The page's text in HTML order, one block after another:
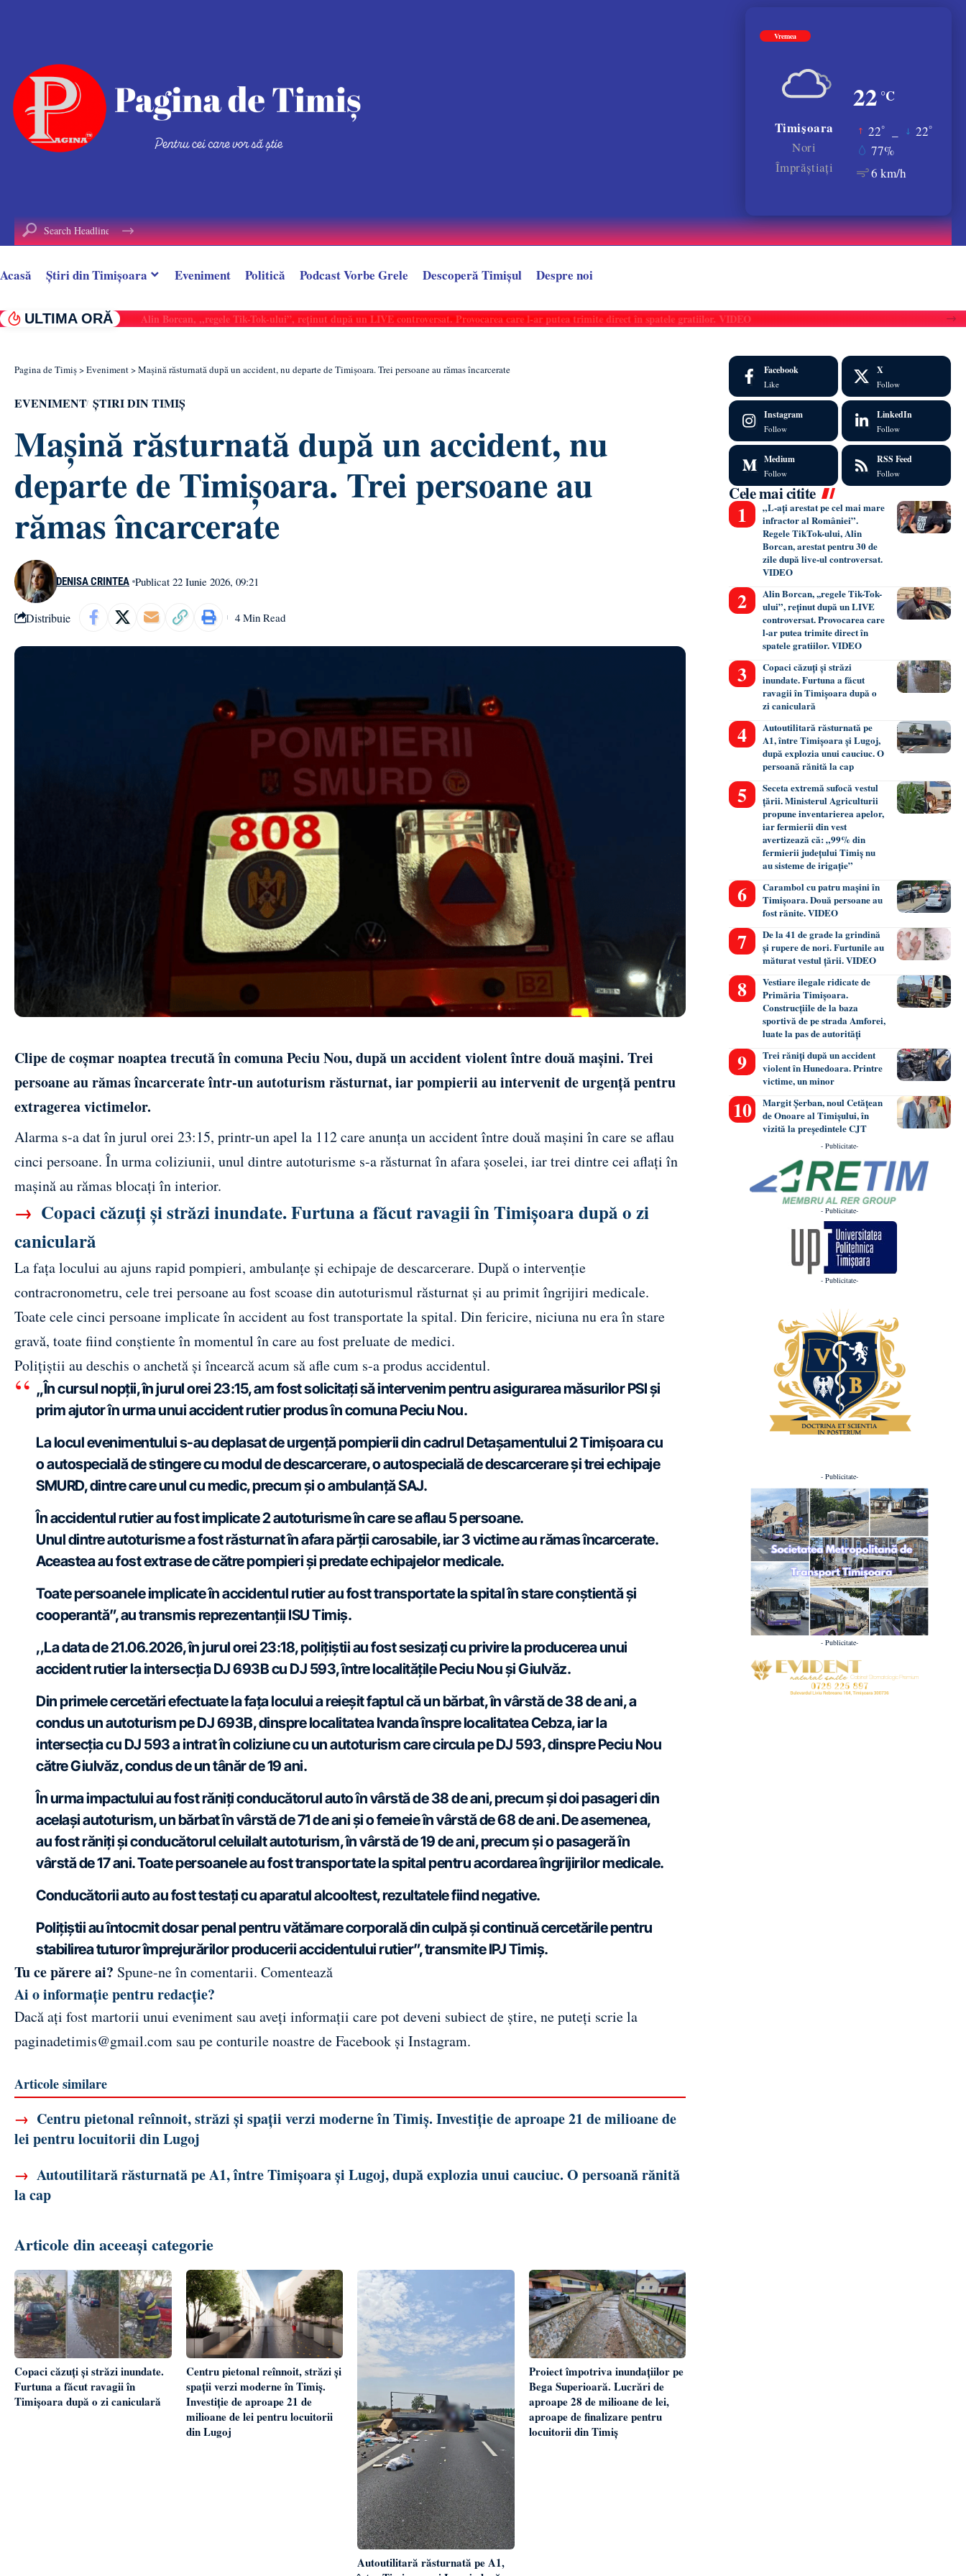
Vremea
22 °C
Timișoara
Nori
Împrăștiați
22° 22°
77%
6 km/h
Acasă Știri din Timișoara Eveniment Politică Podcast Vorbe Grele Descoperă Timișul Despre noi
ULTIMA ORĂ Alin Borcan, ,,regele Tik-Tok-ului”, reținut după un LIVE controversat. Provocarea care l-ar putea trimite direct în spatele gratiilor. VIDEO
Pagina de Timiș>Eveniment>Mașină răsturnată după un accident, nu departe de Timișoara. Trei persoane au rămas încarcerate
EVENIMENT ȘTIRI DIN TIMIȘ
Mașină răsturnată după un accident, nu
departe de Timișoara. Trei persoane au
rămas încarcerate
DENISA CRINTEA Publicat 22 Iunie 2026, 09:21
Distribuie 4 Min Read
Clipe de coșmar noaptea trecută în comuna Peciu Nou, după un accident violent între două mașini. Trei
persoane au rămas încarcerate într-un autoturism răsturnat, iar pompierii au intervenit de urgență pentru
extragerea victimelor.
Alarma s-a dat în jurul orei 23:15, printr-un apel la 112 care anunța un accident între două mașini în care se aflau
cinci persoane. În urma coliziunii, unul dintre autoturisme s-a răsturnat în afara șoselei, iar trei dintre cei aflați în
mașină au rămas blocați în interior.
→ Copaci căzuți și străzi inundate. Furtuna a făcut ravagii în Timișoara după o zi
caniculară
La fața locului au ajuns rapid pompieri, ambulanțe și echipaje de descarcerare. După o intervenție
contracronometru, cele trei persoane au fost scoase din autoturismul răsturnat și au primit îngrijiri medicale.
Toate cele cinci persoane implicate în accident au fost transportate la spital. Din fericire, niciuna nu era în stare
gravă, toate fiind conștiente în momentul în care au fost preluate de medici.
Polițiștii au deschis o anchetă și încearcă acum să afle cum s-a produs accidentul.
„În cursul nopții, în jurul orei 23:15, am fost solicitați să intervenim pentru asigurarea măsurilor PSI și
prim ajutor în urma unui accident rutier produs în comuna Peciu Nou.
La locul evenimentului s-au deplasat de urgență pompierii din cadrul Detașamentului 2 Timișoara cu
o autospecială de stingere cu modul de descarcerare, o autospecială de descarcerare și trei echipaje
SMURD, dintre care unul cu medic, precum și o ambulanță SAJ.
În accidentul rutier au fost implicate 2 autoturisme în care se aflau 5 persoane.
Unul dintre autoturisme a fost răsturnat în afara părții carosabile, iar 3 victime au rămas încarcerate.
Aceastea au fost extrase de către pompieri și predate echipajelor medicale.
Toate persoanele implicate în accidentul rutier au fost transportate la spital în stare conștientă și
cooperantă”, au transmis reprezentanții ISU Timiș.
,,La data de 21.06.2026, în jurul orei 23:18, polițiștii au fost sesizați cu privire la producerea unui
accident rutier la intersecția DJ 693B cu DJ 593, între localitățile Peciu Nou și Giulvăz.
Din primele cercetări efectuate la fața locului a reieșit faptul că un bărbat, în vârstă de 38 de ani, a
condus un autoturism pe DJ 693B, dinspre localitatea Ivanda înspre localitatea Cebza, iar la
intersecția cu DJ 593 a intrat în coliziune cu un autoturism care circula pe DJ 593, dinspre Peciu Nou
către Giulvăz, condus de un tânăr de 19 ani.
În urma impactului au fost răniți conducătorul auto în vârstă de 38 de ani, precum și doi pasageri din
același autoturism, un bărbat în vârstă de 71 de ani și o femeie în vârstă de 68 de ani. De asemenea,
au fost răniți și conducătorul celuilalt autoturism, în vârstă de 19 de ani, precum și o pasageră în
vârstă de 17 ani. Toate persoanele au fost transportate la spital pentru acordarea îngrijirilor medicale.
Conducătorii auto au fost testați cu aparatul alcooltest, rezultatele fiind negative.
Polițiștii au întocmit dosar penal pentru vătămare corporală din culpă și continuă cercetările pentru
stabilirea tuturor împrejurărilor producerii accidentului rutier”, transmite IPJ Timiș.
Tu ce părere ai? Spune-ne în comentarii. Comentează
Ai o informație pentru redacție?
Dacă ați fost martorii unui eveniment sau aveți informații care pot deveni subiect de știre, ne puteți scrie la
paginadetimis@gmail.com sau pe conturile noastre deFacebook și Instagram.
Articole similare
→ Centru pietonal reînnoit, străzi și spații verzi moderne în Timiș. Investiție de aproape 21 de milioane de
lei pentru locuitorii din Lugoj
→ Autoutilitară răsturnată pe A1, între Timișoara și Lugoj, după explozia unui cauciuc. O persoană rănită
la cap
Articole din aceeași categorie
Copaci căzuți și străzi inundate.
Furtuna a făcut ravagii în
Timișoara după o zi caniculară
Centru pietonal reînnoit, străzi și
spații verzi moderne în Timiș.
Investiție de aproape 21 de
milioane de lei pentru locuitorii
din Lugoj
Autoutilitară răsturnată pe A1,
Proiect împotriva inundațiilor pe
Bega Superioară. Lucrări de
aproape 28 de milioane de lei,
aproape de finalizare pentru
locuitorii din Timiș
Facebook
Like
X
Follow
Instagram
Follow
LinkedIn
Follow
Medium
Follow
RSS Feed
Follow
Cele mai citite
„L-ați arestat pe cel mai mare
infractor al României”.
Regele TikTok-ului, Alin
Borcan, arestat pentru 30 de
zile după live-ul controversat.
VIDEO
Alin Borcan, ,,regele Tik-Tok-
ului”, reținut după un LIVE
controversat. Provocarea care
l-ar putea trimite direct în
spatele gratiilor. VIDEO
Copaci căzuți și străzi
inundate. Furtuna a făcut
ravagii în Timișoara după o
zi caniculară
Autoutilitară răsturnată pe
A1, între Timișoara și Lugoj,
după explozia unui cauciuc. O
persoană rănită la cap
Seceta extremă sufocă vestul
țării. Ministerul Agriculturii
propune inventarierea apelor,
iar fermierii din vest
avertizează că: „99% din
fermierii județului Timiș nu
au sisteme de irigație”
Carambol cu patru mașini în
Timișoara. Două persoane au
fost rănite. VIDEO
De la 41 de grade la grindină
și rupere de nori. Furtunile au
măturat vestul țării. VIDEO
Vestiare ilegale ridicate de
Primăria Timișoara.
Construcțiile de la baza
sportivă de pe strada Amforei,
luate la pas de autorități
Trei răniți după un accident
violent în Hunedoara. Printre
victime, un minor
Margit Șerban, noul Cetățean
de Onoare al Timișului, în
vizită la președintele CJT
- Publicitate-
- Publicitate-
- Publicitate-
- Publicitate-
- Publicitate-